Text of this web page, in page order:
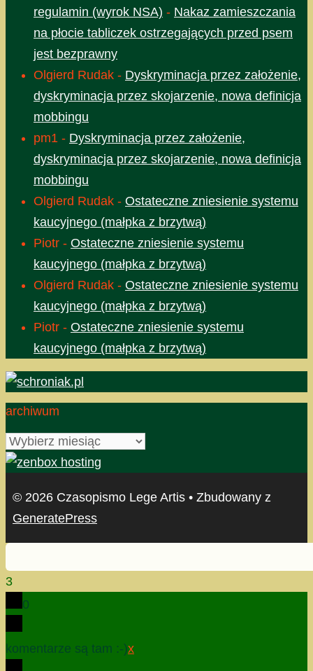
regulamin (wyrok NSA) - Nakaz zamieszczania
na płocie tabliczek ostrzegających przed psem
jest bezprawny
Olgierd Rudak - Dyskryminacja przez założenie,
dyskryminacja przez skojarzenie, nowa definicja
mobbingu
pm1 - Dyskryminacja przez założenie,
dyskryminacja przez skojarzenie, nowa definicja
mobbingu
Olgierd Rudak - Ostateczne zniesienie systemu
kaucyjnego (małpka z brzytwą)
Piotr - Ostateczne zniesienie systemu
kaucyjnego (małpka z brzytwą)
Olgierd Rudak - Ostateczne zniesienie systemu
kaucyjnego (małpka z brzytwą)
Piotr - Ostateczne zniesienie systemu
kaucyjnego (małpka z brzytwą)
archiwum
archiwum
© 2026 Czasopismo Lege Artis • Zbudowany z
GeneratePress
3
0
komentarze są tam :-)x